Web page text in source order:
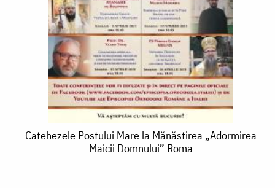
Catehezele
Catehezele Postului Mare la Mănăstirea „Adormirea
Maicii Domnului” Roma